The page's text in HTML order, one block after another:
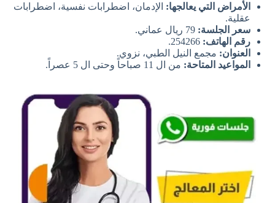
الأمراض التي يعالجها: الإدمان، اضطرابات نفسية، اضطرابات
عقلية.
سعر الجلسة:
رقم الهاتف:
العنوان: مجمع النيل الطبي، نزوي.
المواعيد المتاحة: من ال 11 صباحاً وحتى ال 5 عصراً.